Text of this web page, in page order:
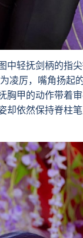
轻抚剑柄的指尖
凌厉，嘴角扬起
胸甲的动作带着
却依然保持脊柱